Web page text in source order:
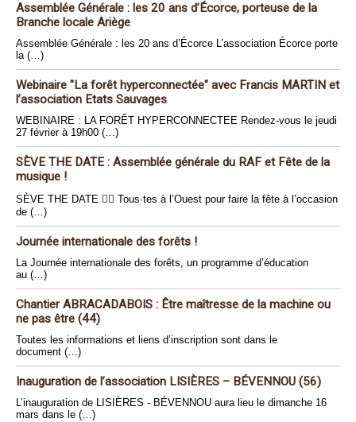
Assemblée Générale : les 20 ans d’Écorce, porteuse de la
Branche locale Ariège
Assemblée Générale : les 20 ans d’Écorce L’association Écorce porte
la (…)
Webinaire "La forêt hyperconnectée" avec Francis MARTIN et
l’association Etats Sauvages
WEBINAIRE : LA FORÊT HYPERCONNECTEE Rendez-vous le jeudi
27 février à 19h00 (…)
SÈVE THE DATE : Assemblée générale du RAF et Fête de la
musique !
SÈVE THE DATE 🏴‍☠️ Tous·tes à l’Ouest pour faire la fête à l’occasion
de (…)
Journée internationale des forêts !
La Journée internationale des forêts, un programme d’éducation
au (…)
Chantier ABRACADABOIS : Être maîtresse de la machine ou
ne pas être (44)
Toutes les informations et liens d’inscription sont dans le
document (…)
Inauguration de l’association LISIÈRES – BÉVENNOU (56)
L’inauguration de LISIÈRES - BÉVENNOU aura lieu le dimanche 16
mars dans le (…)